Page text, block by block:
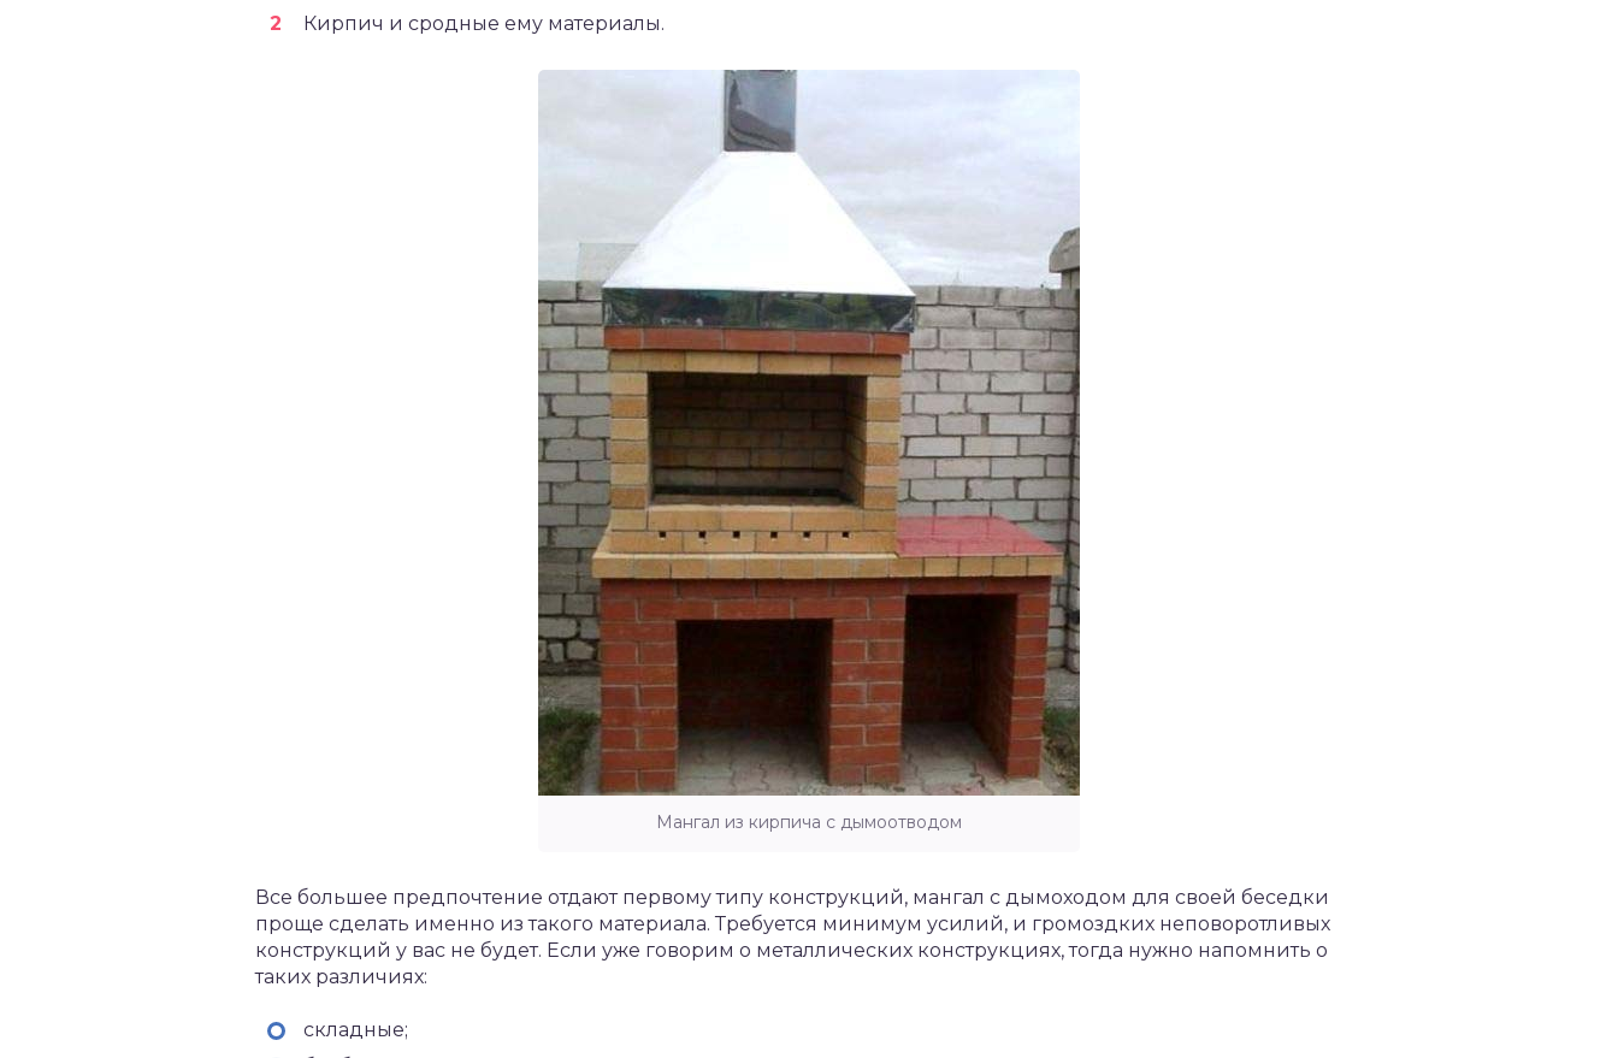
Кирпич и сродные ему материалы.
Мангал из кирпича с дымоотводом
Все большее предпочтение отдают первому типу конструкций, мангал с дымоходом для своей беседки
проще сделать именно из такого материала. Требуется минимум усилий, и громоздких неповоротливых
конструкций у вас не будет. Если уже говорим о металлических конструкциях, тогда нужно напомнить о
таких различиях:
складные;